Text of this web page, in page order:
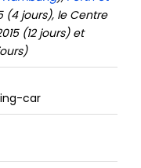
et la Great
de Karijinidu 7 au
du 9 au 24
national de Cape
jours), le Centre
(12 jours) et